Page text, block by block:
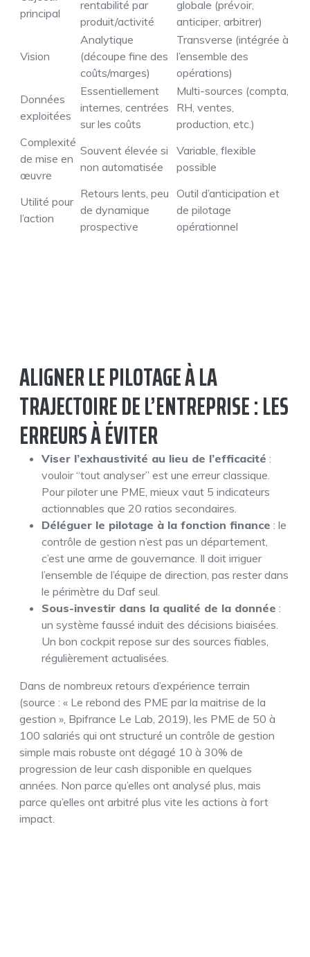
principal
rentabilité par
produit/activité
globale (prévoir,
anticiper, arbitrer)
Vision
Analytique
(découpe fine des
coûts/marges)
Transverse (intégrée à
l’ensemble des
opérations)
Données
exploitées
Essentiellement
internes, centrées
sur les coûts
Multi-sources (compta,
RH, ventes,
production, etc.)
Complexité
de mise en
œuvre
Souvent élevée si
non automatisée
Variable, flexible
possible
Utilité pour
l’action
Retours lents, peu
de dynamique
prospective
Outil d’anticipation et
de pilotage
opérationnel
ALIGNER LE PILOTAGE À LA
TRAJECTOIRE DE L’ENTREPRISE : LES
ERREURS À ÉVITER
Viser l’exhaustivité au lieu de l’efficacité :
vouloir “tout analyser” est une erreur classique.
Pour piloter une PME, mieux vaut 5 indicateurs
actionnables que 20 ratios secondaires.
Déléguer le pilotage à la fonction finance : le
contrôle de gestion n’est pas un département,
c’est une arme de gouvernance. Il doit irriguer
l’ensemble de l’équipe de direction, pas rester dans
le périmètre du Daf seul.
Sous-investir dans la qualité de la donnée :
un système faussé induit des décisions biaisées.
Un bon cockpit repose sur des sources fiables,
régulièrement actualisées.
Dans de nombreux retours d’expérience terrain
(source : « Le rebond des PME par la maitrise de la
gestion », Bpifrance Le Lab, 2019), les PME de 50 à
100 salariés qui ont structuré un contrôle de gestion
simple mais robuste ont dégagé 10 à 30% de
progression de leur cash disponible en quelques
années. Non parce qu’elles ont analysé plus, mais
parce qu’elles ont arbitré plus vite les actions à fort
impact.